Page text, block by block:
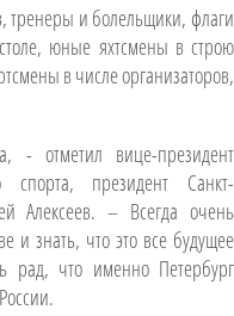
и болельщики, флаги
юные яхтсмены в строю
в числе организаторов,
- отметил вице-президент
спорта, президент Санкт-
Алексеев. – Всегда очень
и знать, что это все будущее
рад, что именно Петербург